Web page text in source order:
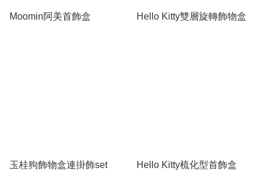
Moomin阿美首飾盒 Hello Kitty雙層旋轉飾物盒
玉桂狗飾物盒連掛飾set Hello Kitty梳化型首飾盒